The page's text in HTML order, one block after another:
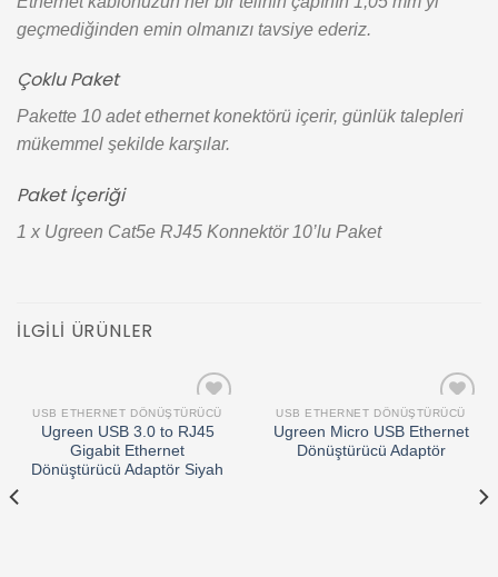
geçmediğinden emin olmanızı tavsiye ederiz.
Çoklu Paket
Pakette 10 adet ethernet konektörü içerir, günlük talepleri
mükemmel şekilde karşılar.
Paket İçeriği
1 x Ugreen Cat5e RJ45 Konnektör 10’lu Paket
İLGILI ÜRÜNLER
Add to
wishlist
USB ETHERNET DÖNÜŞTÜRÜCÜ
Ugreen USB 3.0 to RJ45
Gigabit Ethernet
Dönüştürücü Adaptör Siyah
wishlist
USB ETHERNET DÖNÜŞTÜRÜCÜ
Ugreen Micro USB Ethernet
Dönüştürücü Adaptör